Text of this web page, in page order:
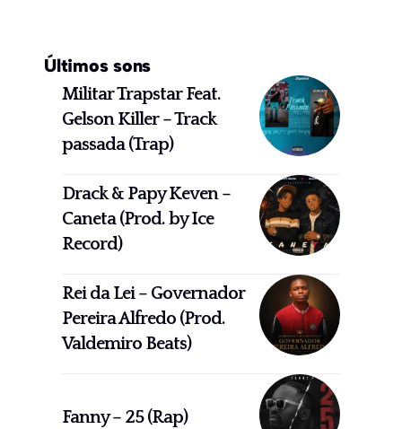
Últimos sons
Militar Trapstar Feat.
Gelson Killer – Track
passada (Trap)
Drack & Papy Keven –
Caneta (Prod. by Ice
Record)
Rei da Lei – Governador
Pereira Alfredo (Prod.
Valdemiro Beats)
Fanny – 25 (Rap)